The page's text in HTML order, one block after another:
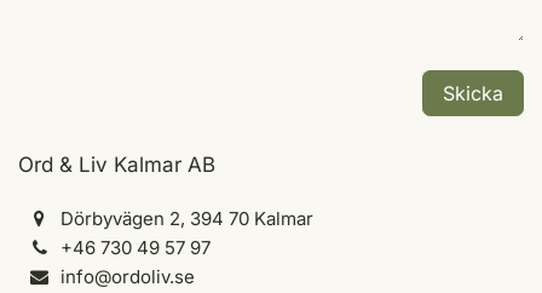
Skicka
Ord & Liv Kalmar AB
Dörbyvägen 2, 394 70 Kalmar
+46 730 49 57 97
info@ordoliv.se